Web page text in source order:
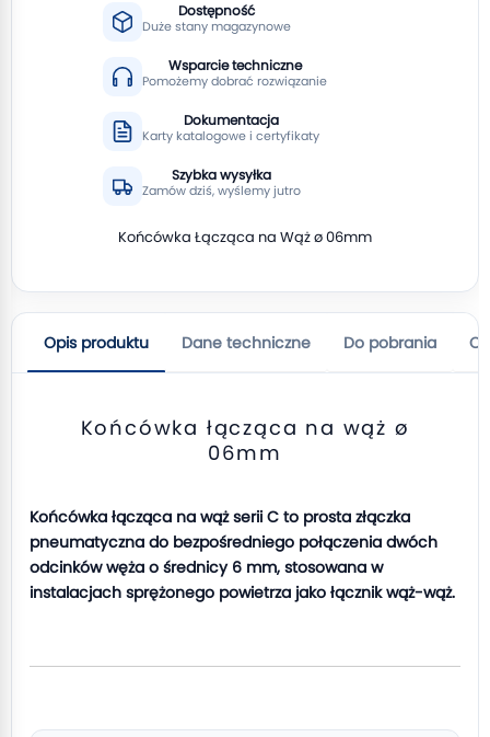
Dostępność
Duże stany magazynowe
Wsparcie techniczne
Pomożemy dobrać rozwiązanie
Dokumentacja
Karty katalogowe i certyfikaty
Szybka wysyłka
Zamów dziś, wyślemy jutro
Końcówka Łącząca na Wąż ø 06mm
Opis produktu Dane techniczne Do pobrania
Końcówka łącząca na wąż ø
06mm
Końcówka łącząca na wąż serii C to prosta złączka
pneumatyczna do bezpośredniego połączenia dwóch
odcinków węża o średnicy 6 mm, stosowana w
instalacjach sprężonego powietrza jako łącznik wąż-wąż.